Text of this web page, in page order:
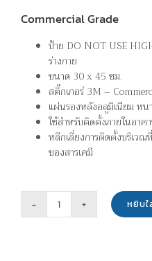
Commercial Grade
ป้าย DO NOT USE
ร่างกาย
ขนาด 30 x 45 ซม.
สติ๊กเกอร์ 3M –
แผ่นรองหลังอลูมิเนียม หน
ใช้สำหรับติดตั้งภายในอาค
หลีกเลี่ยงการติดตั้งบริเวณ
ของสารเคมี
จำนวน
หยิบใ